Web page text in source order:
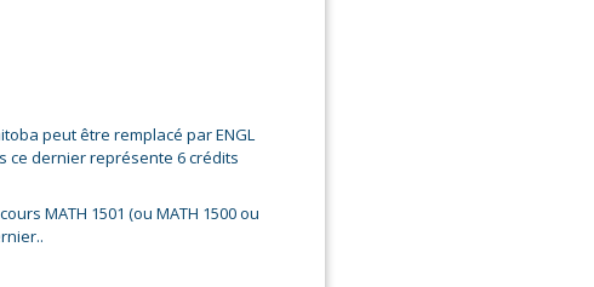
peut être remplacé par ENGL
ce dernier représente 6 crédits
MATH 1501 (ou MATH 1500 ou